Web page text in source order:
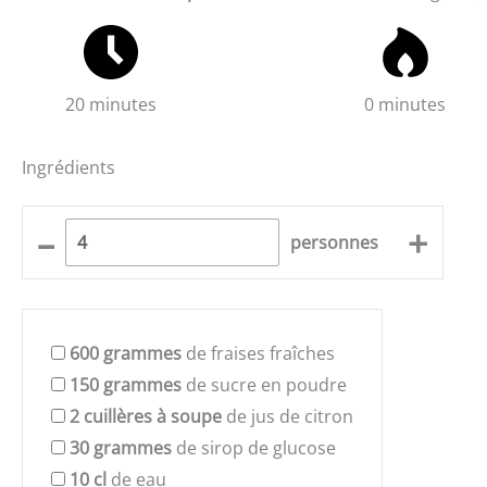
20 minutes 0 minutes
Ingrédients
– personnes +
600 grammes de fraises fraîches
150 grammes de sucre en poudre
2 cuillères à soupe de jus de citron
30 grammes de sirop de glucose
10 cl de eau